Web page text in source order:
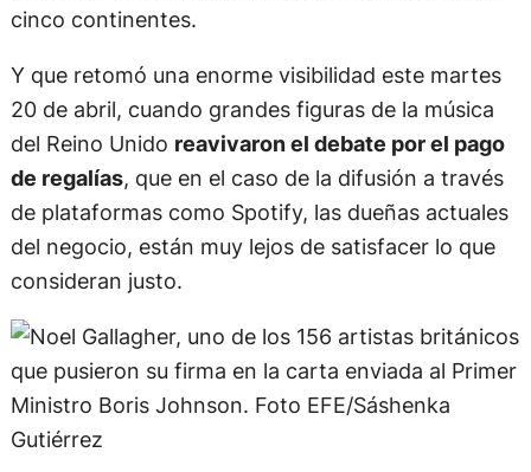
cinco continentes.
Y que retomó una enorme visibilidad este martes
20 de abril, cuando grandes figuras de la música
del Reino Unido reavivaron el debate por el pago
de regalías, que en el caso de la difusión a través
de plataformas como Spotify, las dueñas actuales
del negocio, están muy lejos de satisfacer lo que
consideran justo.